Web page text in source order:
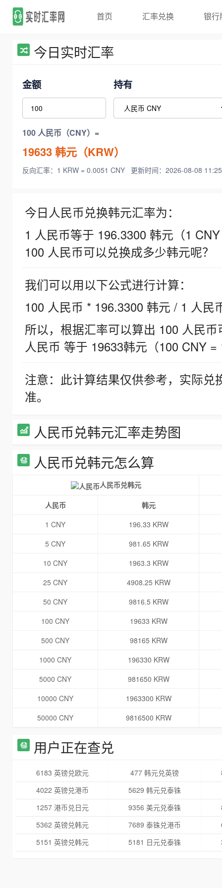
首页 汇率兑换 银行
今日实时汇率
金额 持有
100 人民币（CNY）=
19633韩元（KRW）
反向汇率：1 KRW = 0.0051 CNY 更新时间：2026-08-08
今日人民币兑换韩元汇率为：
1 人民币等于 196.3300 韩元（1
100 人民币可以兑换成多少韩元呢？
我们可以用以下公式进行计算：
100 人民币 * 196.3300 韩元 / 1 人民
所以，根据汇率可以算出 100 人民
人民币 等于 19633韩元（100 CNY =
注意：此计算结果仅供参考，实际
准。
人民币兑韩元汇率走势图
人民币兑韩元怎么算
人民币兑韩元
人民币
韩元
1 CNY
196.33 KRW
5 CNY
981.65 KRW
10 CNY
1963.3 KRW
25 CNY
4908.25 KRW
50 CNY
9816.5 KRW
100 CNY
19633 KRW
500 CNY
98165 KRW
1000 CNY
196330 KRW
5000 CNY
981650 KRW
10000 CNY
1963300 KRW
50000 CNY
9816500 KRW
用户正在查兑
6183 英镑兑欧元 477 韩元兑英镑
4022 英镑兑港币
5629 韩元兑泰铢
1257 港币兑日元
9356 美元兑泰铢
5362 英镑兑韩元
7689 泰铢兑港币
5151 英镑兑韩元
5181 日元兑泰铢